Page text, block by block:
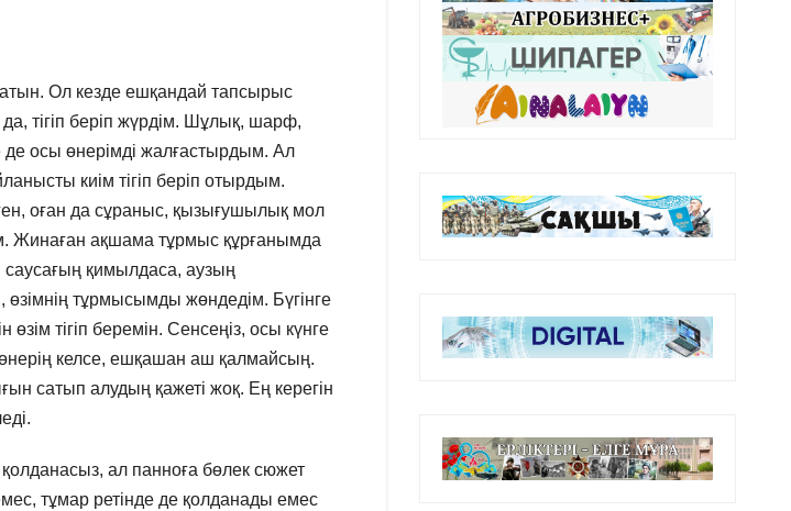
Ол кезде ешқандай тапсырыс
тігіп беріп жүрдім. Шұлық, шарф,
де осы өнерімді жалғастырдым. Ал
киім тігіп беріп отырдым.
оған да сұраныс, қызығушылық мол
Жинаған ақшама тұрмыс құрғанымда
қимылдаса, аузың
өзімнің тұрмысымды жөндедім. Бүгінге
тігіп беремін. Сенсеңіз, осы күнге
келсе, ешқашан аш қалмайсың.
сатып алудың қажеті жоқ. Ең керегін
ал панноға бөлек сюжет
тұмар ретінде де қолданады емес